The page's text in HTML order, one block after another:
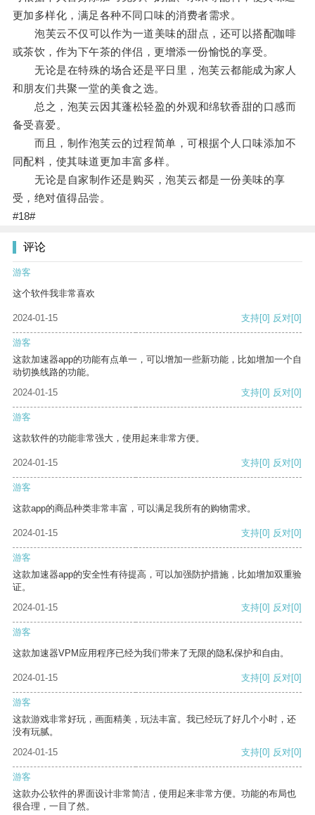
更加多样化，满足各种不同口味的消费者需求。
泡芙云不仅可以作为一道美味的甜点，还可以搭配咖啡
或茶饮，作为下午茶的伴侣，更增添一份愉悦的享受。
无论是在特殊的场合还是平日里，泡芙云都能成为家人
和朋友们共聚一堂的美食之选。
总之，泡芙云因其蓬松轻盈的外观和绵软香甜的口感而
备受喜爱。
而且，制作泡芙云的过程简单，可根据个人口味添加不
同配料，使其味道更加丰富多样。
无论是自家制作还是购买，泡芙云都是一份美味的享
受，绝对值得品尝。
#18#
评论
游客
这个软件我非常喜欢
2024-01-15 支持[0] 反对[0]
游客
这款加速器app的功能有点单一，可以增加一些新功能，比如增加一个自
动切换线路的功能。
2024-01-15
支持[0] 反对[0]
游客
这款软件的功能非常强大，使用起来非常方便。
2024-01-15 支持[0] 反对[0]
游客
这款app的商品种类非常丰富，可以满足我所有的购物需求。
2024-01-15 支持[0] 反对[0]
游客
这款加速器app的安全性有待提高，可以加强防护措施，比如增加双重验
证。
2024-01-15
支持[0] 反对[0]
游客
这款加速器VPM应用程序已经为我们带来了无限的隐私保护和自由。
2024-01-15 支持[0] 反对[0]
游客
这款游戏非常好玩，画面精美，玩法丰富。我已经玩了好几个小时，还
没有玩腻。
2024-01-15
支持[0] 反对[0]
游客
这款办公软件的界面设计非常简洁，使用起来非常方便。功能的布局也
很合理，一目了然。